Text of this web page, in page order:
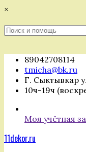
Перейти
содержимому
×
Поиск
89042708114
tmicha@bk.ru
Г. Сыктывкар
10ч-19ч
Моя учётная
11dekor.ru